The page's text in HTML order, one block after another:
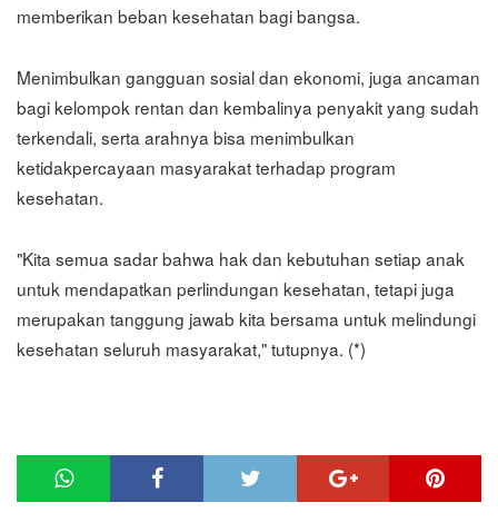
memberikan beban kesehatan bagi bangsa.
Menimbulkan gangguan sosial dan ekonomi, juga ancaman
bagi kelompok rentan dan kembalinya penyakit yang sudah
terkendali, serta arahnya bisa menimbulkan
ketidakpercayaan masyarakat terhadap program
kesehatan.
"Kita semua sadar bahwa hak dan kebutuhan setiap anak
untuk mendapatkan perlindungan kesehatan, tetapi juga
merupakan tanggung jawab kita bersama untuk melindungi
kesehatan seluruh masyarakat," tutupnya. (*)